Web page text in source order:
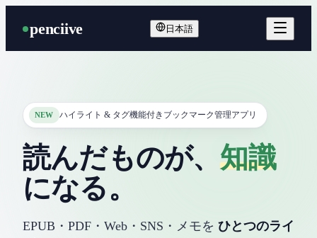
penciive 日本語
NEW ハイライト & タグ機能付きブックマーク管理アプリ
読んだものが、知識
になる。
EPUB・PDF・Web・SNS・メモを ひとつのライ